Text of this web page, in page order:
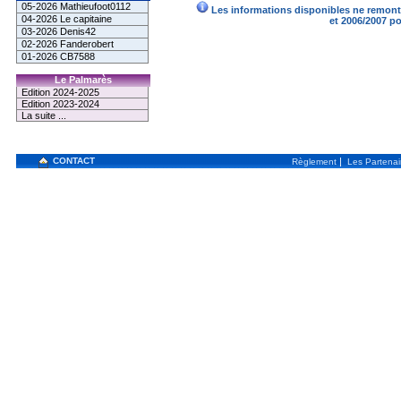
05-2026 Mathieufoot0112
04-2026 Le capitaine
03-2026 Denis42
02-2026 Fanderobert
01-2026 CB7588
Le Palmarès
Edition 2024-2025
Edition 2023-2024
La suite ...
Les informations disponibles ne
et 2006/2007
CONTACT Règlement | Les